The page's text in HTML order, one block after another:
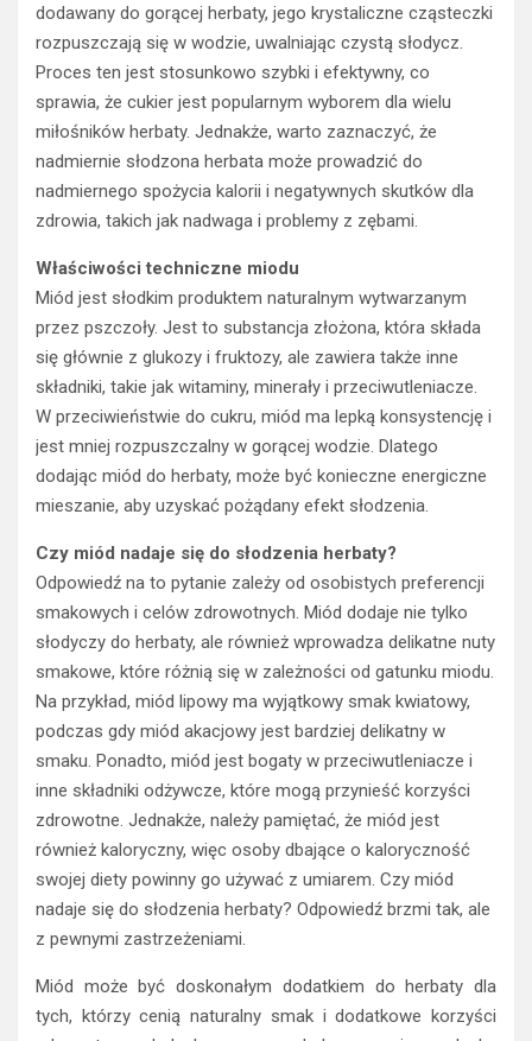
dodawany do gorącej herbaty, jego krystaliczne cząsteczki
rozpuszczają się w wodzie, uwalniając czystą słodycz.
Proces ten jest stosunkowo szybki i efektywny, co
sprawia, że cukier jest popularnym wyborem dla wielu
miłośników herbaty. Jednakże, warto zaznaczyć, że
nadmiernie słodzona herbata może prowadzić do
nadmiernego spożycia kalorii i negatywnych skutków dla
zdrowia, takich jak nadwaga i problemy z zębami.
Właściwości techniczne miodu
Miód jest słodkim produktem naturalnym wytwarzanym
przez pszczoły. Jest to substancja złożona, która składa
się głównie z glukozy i fruktozy, ale zawiera także inne
składniki, takie jak witaminy, minerały i przeciwutleniacze.
W przeciwieństwie do cukru, miód ma lepką konsystencję i
jest mniej rozpuszczalny w gorącej wodzie. Dlatego
dodając miód do herbaty, może być konieczne energiczne
mieszanie, aby uzyskać pożądany efekt słodzenia.
Czy miód nadaje się do słodzenia herbaty?
Odpowiedź na to pytanie zależy od osobistych preferencji
smakowych i celów zdrowotnych. Miód dodaje nie tylko
słodyczy do herbaty, ale również wprowadza delikatne nuty
smakowe, które różnią się w zależności od gatunku miodu.
Na przykład, miód lipowy ma wyjątkowy smak kwiatowy,
podczas gdy miód akacjowy jest bardziej delikatny w
smaku. Ponadto, miód jest bogaty w przeciwutleniacze i
inne składniki odżywcze, które mogą przynieść korzyści
zdrowotne. Jednakże, należy pamiętać, że miód jest
również kaloryczny, więc osoby dbające o kaloryczność
swojej diety powinny go używać z umiarem. Czy miód
nadaje się do słodzenia herbaty? Odpowiedź brzmi tak, ale
z pewnymi zastrzeżeniami.
Miód może być doskonałym dodatkiem do herbaty dla
tych, którzy cenią naturalny smak i dodatkowe korzyści